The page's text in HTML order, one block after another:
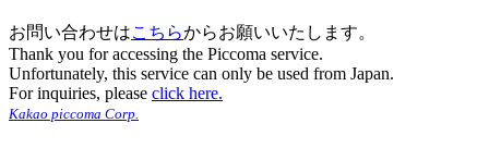
お問い合わせはこちらからお願いいたします。
Thank you for accessing the Piccoma service.
Unfortunately, this service can only be used from Japan.
For inquiries, please click here.
Kakao piccoma Corp.